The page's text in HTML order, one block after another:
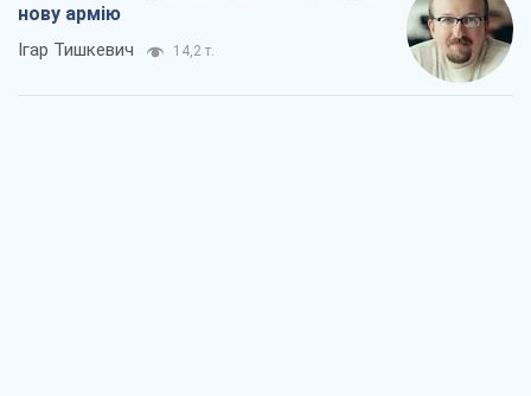
нову армію
Ігар Тишкевич 14,2 т.